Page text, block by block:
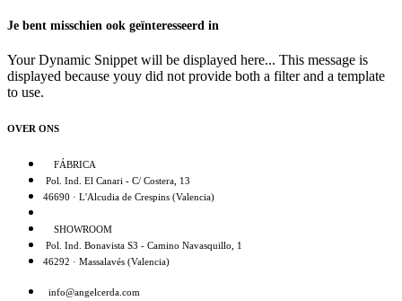
Je bent misschien ook geïnteresseerd in
Your Dynamic Snippet will be displayed here... This message is
displayed because youy did not provide both a filter and a template
to use.
OVER ONS
FÁBRICA
Pol. Ind. El Canari - C/ Costera, 13
46690 · L'Alcudia de Crespins (Valencia)
SHOWROOM
Pol. Ind. Bonavista S3 - Camino Navasquillo, 1
46292 · Massalavés (Valencia)
info@angelcerda.com